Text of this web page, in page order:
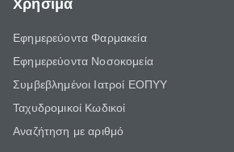
Χρήσιμα
Εφημερεύοντα Φαρμακεία
Εφημερεύοντα Νοσοκομεία
Συμβεβλημένοι Ιατροί ΕΟΠΥΥ
Ταχυδρομικοί Κωδικοί
Αναζήτηση με αριθμό